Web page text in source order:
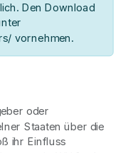
Den Download
vornehmen.
oder
Staaten über die
ihr Einfluss